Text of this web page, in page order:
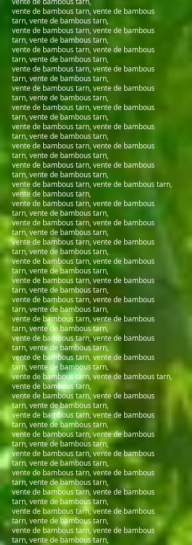
vente de bambous tarn, vente de bambous
tarn, vente de bambous tarn,
vente de bambous tarn, vente de bambous
tarn, vente de bambous tarn,
vente de bambous tarn, vente de bambous
tarn, vente de bambous tarn,
vente de bambous tarn, vente de bambous
tarn, vente de bambous tarn,
vente de bambous tarn, vente de bambous
tarn, vente de bambous tarn,
vente de bambous tarn, vente de bambous
tarn, vente de bambous tarn,
vente de bambous tarn, vente de bambous
tarn, vente de bambous tarn,
vente de bambous tarn, vente de bambous
tarn, vente de bambous tarn,
vente de bambous tarn, vente de bambous
tarn, vente de bambous tarn,
vente de bambous tarn, vente de bambous tarn,
vente de bambous tarn,
vente de bambous tarn, vente de bambous
tarn, vente de bambous tarn,
vente de bambous tarn, vente de bambous
tarn, vente de bambous tarn,
vente de bambous tarn, vente de bambous
tarn, vente de bambous tarn,
vente de bambous tarn, vente de bambous
tarn, vente de bambous tarn,
vente de bambous tarn, vente de bambous
tarn, vente de bambous tarn,
vente de bambous tarn, vente de bambous
tarn, vente de bambous tarn,
vente de bambous tarn, vente de bambous
tarn, vente de bambous tarn,
vente de bambous tarn, vente de bambous
tarn, vente de bambous tarn,
vente de bambous tarn, vente de bambous
tarn, vente de bambous tarn,
vente de bambous tarn, vente de bambous tarn,
vente de bambous tarn,
vente de bambous tarn, vente de bambous
tarn, vente de bambous tarn,
vente de bambous tarn, vente de bambous
tarn, vente de bambous tarn,
vente de bambous tarn, vente de bambous
tarn, vente de bambous tarn,
vente de bambous tarn, vente de bambous
tarn, vente de bambous tarn,
vente de bambous tarn, vente de bambous
tarn, vente de bambous tarn,
vente de bambous tarn, vente de bambous
tarn, vente de bambous tarn,
vente de bambous tarn, vente de bambous
tarn, vente de bambous tarn,
vente de bambous tarn, vente de bambous
tarn, vente de bambous tarn,